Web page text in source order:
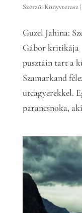
Szerző: Könyvterasz|
Guzel Jahina:
Gábor kritikája
pusztáin tart a
Szamarkand
utcagyerekkel.
parancsnoka,